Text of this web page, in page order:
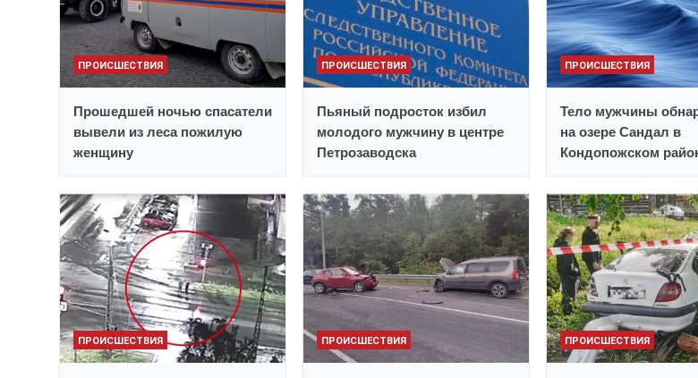
ПРОИСШЕСТВИЯ
Прошедшей ночью спасатели
вывели из леса пожилую
женщину
ПРОИСШЕСТВИЯ
Пьяный подросток избил
молодого мужчину в центре
Петрозаводска
ПРОИСШЕСТВИЯ
Тело мужчины
на озере Сандал в
Кондопожском
ПРОИСШЕСТВИЯ ПРОИСШЕСТВИЯ ПРОИСШЕСТВИЯ